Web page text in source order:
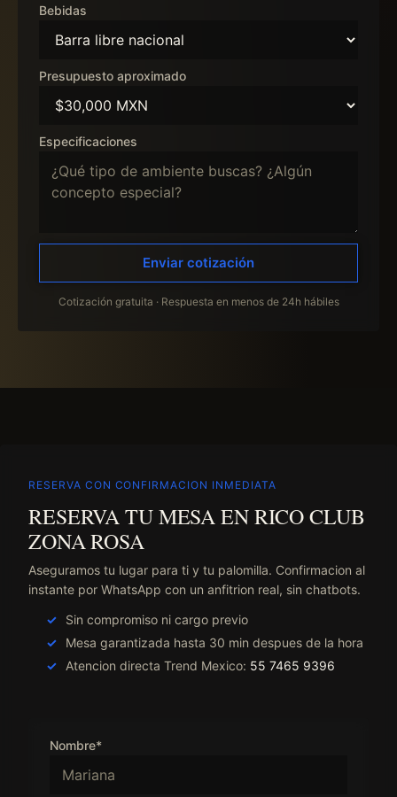
Bebidas
Presupuesto aproximado
Especificaciones
Enviar cotización
Cotización gratuita · Respuesta en menos de 24h hábiles
RESERVA CON CONFIRMACION INMEDIATA
RESERVA TU MESA EN RICO CLUB
ZONA ROSA
Aseguramos tu lugar para ti y tu palomilla. Confirmacion al
instante por WhatsApp con un anfitrion real, sin chatbots.
Sin compromiso ni cargo previo
Mesa garantizada hasta 30 min despues de la hora
Atencion directa Trend Mexico: 55 7465 9396
Nombre*